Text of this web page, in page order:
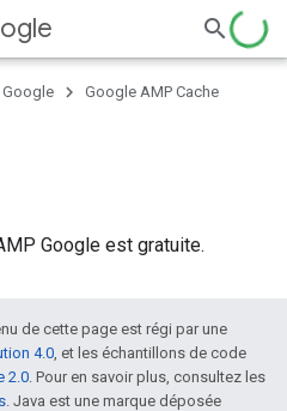
Google
Google AMP Cache
Google est gratuite.
de cette page est régi par une
4.0, et les échantillons de code
2.0. Pour en savoir plus, consultez les
. Java est une marque déposée